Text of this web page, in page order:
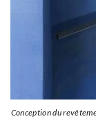
Conception du